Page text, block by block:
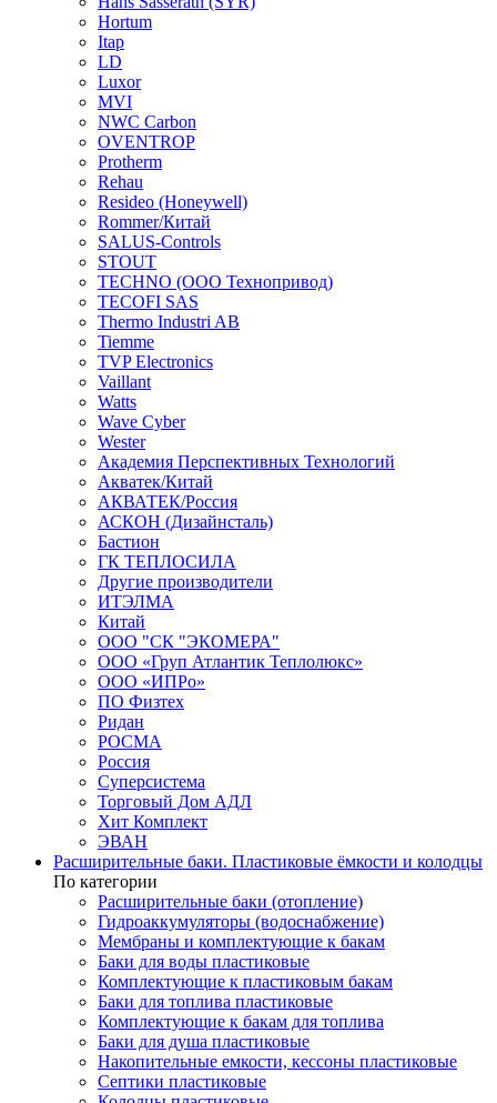
Hortum
Itap
LD
Luxor
MVI
NWC Carbon
OVENTROP
Protherm
Rehau
Resideo (Honeywell)
Rommer/Китай
SALUS-Controls
STOUT
TECHNO (ООО Технопривод)
TECOFI SAS
Thermo Industri AB
Tiemme
TVP Electronics
Vaillant
Watts
Wave Cyber
Wester
Академия Перспективных Технологий
Акватек/Китай
АКВАТЕК/Россия
АСКОН (Дизайнсталь)
Бастион
ГК ТЕПЛОСИЛА
Другие производители
ИТЭЛМА
Китай
ООО "СК "ЭКОМЕРА"
ООО «Груп Атлантик Теплолюкс»
ООО «ИПРо»
ПО Физтех
Ридан
РОСМА
Россия
Суперсистема
Торговый Дом АДЛ
Хит Комплект
ЭВАН
Расширительные баки. Пластиковые ёмкости и колодцы
По категории
Расширительные баки (отопление)
Гидроаккумуляторы (водоснабжение)
Мембраны и комплектующие к бакам
Баки для воды пластиковые
Комплектующие к пластиковым бакам
Баки для топлива пластиковые
Комплектующие к бакам для топлива
Баки для душа пластиковые
Накопительные емкости, кессоны пластиковые
Септики пластиковые